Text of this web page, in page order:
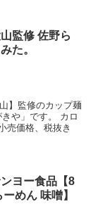
監修 佐野ら
た。
】監修のカップ麺
や」です。 カロ
売価格、税抜き
ヨー食品【8
めん 味噌】